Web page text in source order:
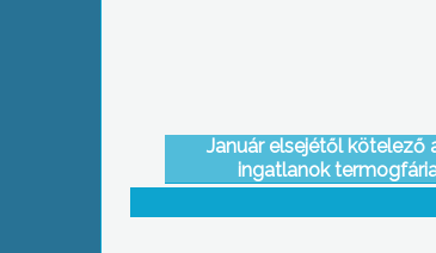
Január elsejétől kötelező
ingatlanok